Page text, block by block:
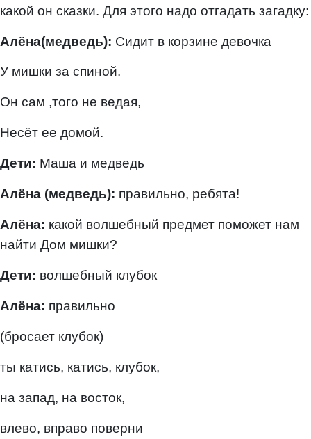
какой он сказки. Для этого надо отгадать загадку:
Алёна(медведь): Сидит в корзине девочка
У мишки за спиной.
Он сам ,того не ведая,
Несёт ее домой.
Дети: Маша и медведь
Алёна (медведь): правильно, ребята!
Алёна: какой волшебный предмет поможет нам
найти Дом мишки?
Дети: волшебный клубок
Алёна: правильно
(бросает клубок)
ты катись, катись, клубок,
на запад, на восток,
влево, вправо поверни